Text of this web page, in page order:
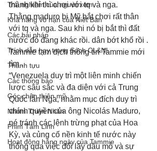
Trải nghiệm của người xem
Khả năng vô hạn của Niết Bàn
Các bài pháp
Trích dẫn hay trong Sách CL&NL
Thành tựu
Các thông báo
Góc chân thiện mỹ
Nhóm Thiên Nhãn
Phim Tâm Linh
Hoạt động hằng ngày của Tammie
thành khỉ thì chơi với tq và nga.
Thằng maduro bị Mỹ bắt chơi rất thân
với tq và nga. Sau khi nó bị bắt thì đất
nước đó đang khác rồi. dân bớt khổ rồi .
Tammie tạm dịch thông tin Tammie mới
tìm .
“Venezuela duy trì một liên minh chiến
lược sâu sắc và đa diện với cả Trung
Quốc lẫn Nga, nhằm mục đích duy trì
chính quyền của ông Nicolás Maduro,
né tránh các lệnh trừng phạt của Hoa
Kỳ, và củng cố nền kinh tế nước này
thông qua việc đổi lấy dầu mỏ và sự